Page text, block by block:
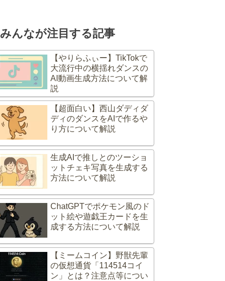
みんなが注目する記事
【やりらふぃー】TikTokで
大流行中の横揺れダンスの
AI動画生成方法について解
説
【超面白い】西山ダディダ
ディのダンスをAIで作るや
り方について解説
生成AIで推しとのツーショ
ットチェキ写真を生成する
方法について解説
ChatGPTでポケモン風のド
ット絵や遊戯王カードを生
成する方法について解説
【ミームコイン】野獣先輩
の仮想通貨「114514コイ
ン」とは？注意点等につい